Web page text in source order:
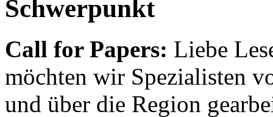
Schwerpunkt
Call for Papers: Liebe
möchten wir Spezialisten
und über die Region